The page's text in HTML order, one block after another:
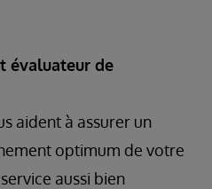
évaluateur de
aident à assurer un
optimum de votre
aussi bien